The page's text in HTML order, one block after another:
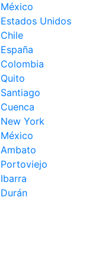
México
Estados Unidos
Chile
España
Colombia
Quito
Santiago
Cuenca
New York
México
Ambato
Portoviejo
Ibarra
Durán